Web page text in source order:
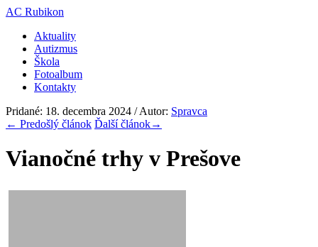
AC Rubikon
Aktuality
Autizmus
Škola
Fotoalbum
Kontakty
Pridané: 18. decembra 2024 / Autor: Spravca
← Predošlý článok Ďalší článok→
Vianočné trhy v Prešove